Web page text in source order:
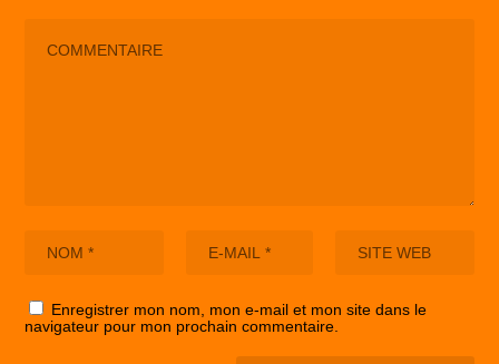
Enregistrer mon nom, mon e-mail et mon site dans le
navigateur pour mon prochain commentaire.